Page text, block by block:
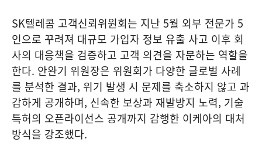
SK텔레콤 고객신뢰위원회는 지난 5월 외부 전문가 5
인으로 꾸려져 대규모 가입자 정보 유출 사고 이후 회
사의 대응책을 검증하고 고객 의견을 자문하는 역할을
한다. 안완기 위원장은 위원회가 다양한 글로벌 사례
를 분석한 결과, 위기 발생 시 문제를 축소하지 않고 과
감하게 공개하며, 신속한 보상과 재발방지 노력, 기술
특허의 오픈라이선스 공개까지 감행한 이케아의 대처
방식을 강조했다.